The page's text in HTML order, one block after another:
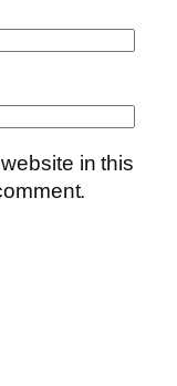
in this